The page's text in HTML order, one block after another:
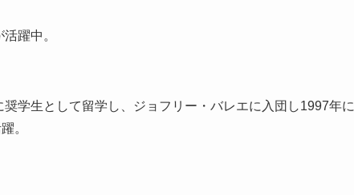
躍中。
学生として留学し、ジョフリー・バレエに入団し1997年に
。